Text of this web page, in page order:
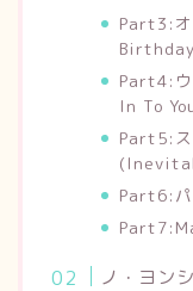
Part3:
Birthday
Part4:ウ
In To
Part5:
Part6:パ
ノ・ヨン